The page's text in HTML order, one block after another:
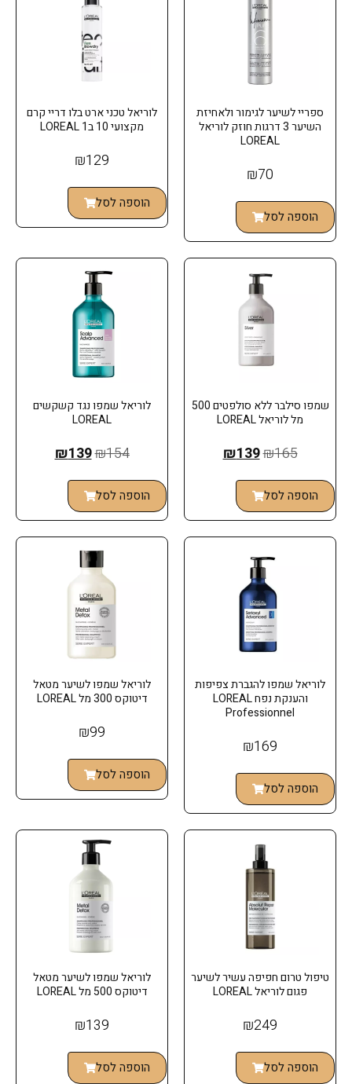
ספריי לשיער לגימור ולאחיזת
השיער 3 דרגות חוזק לוריאל
LOREAL
₪70
הוספה לסל
לוריאל טכני ארט בלו דריי קרם
מקצועי 10 ב1 LOREAL
₪129
הוספה לסל
שמפו סילבר ללא סולפטים 500
מל לוריאל LOREAL
₪165
₪139
הוספה לסל
לוריאל שמפו נגד קשקשים
LOREAL
₪154
₪139
הוספה לסל
לוריאל שמפו להגברת צפיפות
והענקת נפח LOREAL
Professionnel
₪169
הוספה לסל
לוריאל שמפו לשיער מטאל
דיטוקס 300 מל LOREAL
₪99
הוספה לסל
טיפול טרום חפיפה עשיר לשיער
פגום לוריאל LOREAL
₪249
הוספה לסל
לוריאל שמפו לשיער מטאל
דיטוקס 500 מל LOREAL
₪139
הוספה לסל